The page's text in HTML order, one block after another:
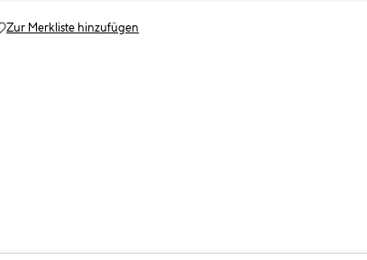
Zur Merkliste hinzufügen